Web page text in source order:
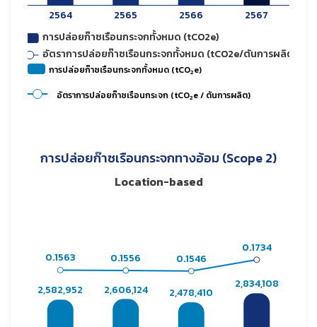
การปล่อยก๊าซเรือนกระจกทั้งหมด (tCO2e)
อัตราการปล่อยก๊าซเรือนกระจก (tCO2e / ตันการผลิต)
การปล่อยก๊าซเรือนกระจกทางอ้อม (Scope 2)
Location-based